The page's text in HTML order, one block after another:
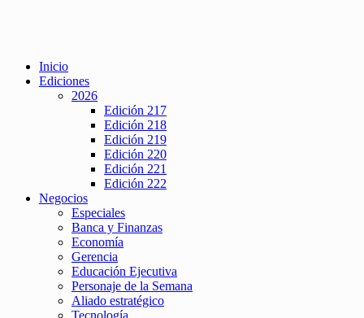
Inicio
Ediciones
2026
Edición 217
Edición 218
Edición 219
Edición 220
Edición 221
Edición 222
Negocios
Especiales
Banca y Finanzas
Economía
Gerencia
Educación Ejecutiva
Personaje de la Semana
Aliado estratégico
Tecnología